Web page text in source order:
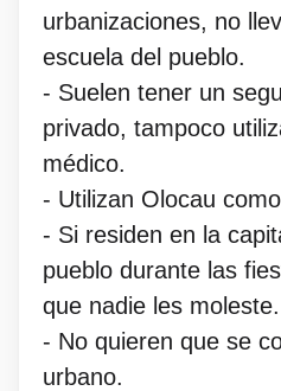
urbanizaciones, no
escuela del pueblo.
- Suelen tener un
privado, tampoco
médico.
- Utilizan Olocau
- Si residen en la
pueblo durante las
que nadie les moleste.
- No quieren que se
urbano.